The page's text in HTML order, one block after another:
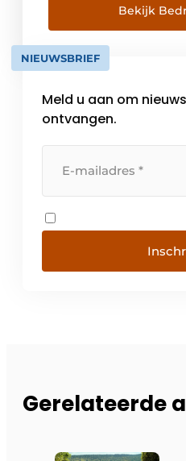
fabrikanten van ramen,
schuifsystemen en
Frankrijk, Nederland,
Zweden, Denemarken,
Bekijk
NIEUWSBRIEF
Meld u aan om
ontvangen.
Gerelateerde